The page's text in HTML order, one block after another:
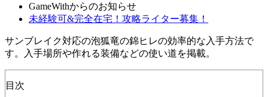
GameWithからのお知らせ
未経験可&完全在宅！攻略ライター募集！
サンブレイク対応の泡狐竜の錦ヒレの効率的な入手方法で
す。入手場所や作れる装備などの使い道を掲載。
目次